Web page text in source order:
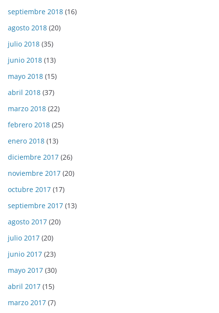
septiembre 2018 (16)
agosto 2018 (20)
julio 2018 (35)
junio 2018 (13)
mayo 2018 (15)
abril 2018 (37)
marzo 2018 (22)
febrero 2018 (25)
enero 2018 (13)
diciembre 2017 (26)
noviembre 2017 (20)
octubre 2017 (17)
septiembre 2017 (13)
agosto 2017 (20)
julio 2017 (20)
junio 2017 (23)
mayo 2017 (30)
abril 2017 (15)
marzo 2017 (7)